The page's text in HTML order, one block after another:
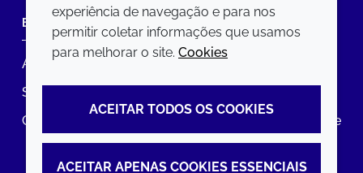
EMPRESA
Annual Report
Sustainability Report
Croda.com
LEGAL
Termos e condições
Declaração de Acessibilidade
experiência de navegação e para nos
permitir coletar informações que usamos
para melhorar o site. Cookies
ACEITAR TODOS OS COOKIES
ACEITAR APENAS COOKIES ESSENCIAIS